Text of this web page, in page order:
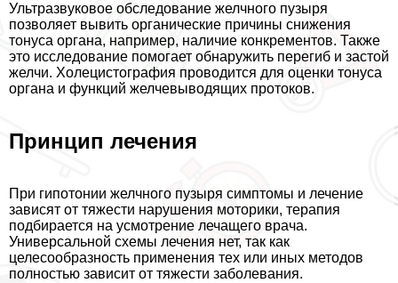
Ультразвуковое обследование желчного пузыря
позволяет вывить органические причины снижения
тонуса органа, например, наличие конкрементов. Также
это исследование помогает обнаружить перегиб и застой
желчи. Холецистография проводится для оценки тонуса
органа и функций желчевыводящих протоков.
Принцип лечения
При гипотонии желчного пузыря симптомы и лечение
зависят от тяжести нарушения моторики, терапия
подбирается на усмотрение лечащего врача.
Универсальной схемы лечения нет, так как
целесообразность применения тех или иных методов
полностью зависит от тяжести заболевания.